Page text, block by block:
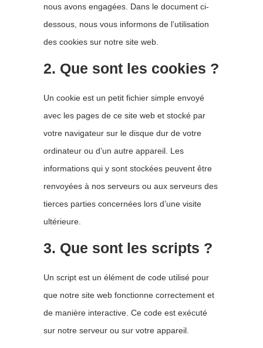
nous avons engagées. Dans le document ci-
dessous, nous vous informons de l’utilisation
des cookies sur notre site web.
2. Que sont les cookies ?
Un cookie est un petit fichier simple envoyé
avec les pages de ce site web et stocké par
votre navigateur sur le disque dur de votre
ordinateur ou d’un autre appareil. Les
informations qui y sont stockées peuvent être
renvoyées à nos serveurs ou aux serveurs des
tierces parties concernées lors d’une visite
ultérieure.
3. Que sont les scripts ?
Un script est un élément de code utilisé pour
que notre site web fonctionne correctement et
de manière interactive. Ce code est exécuté
sur notre serveur ou sur votre appareil.